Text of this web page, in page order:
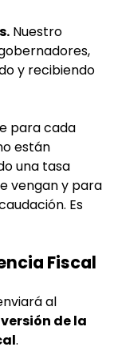
Nuestro
y recibiendo
para cada
están
una tasa
vengan y para
Es
Fiscal
al
de la
.